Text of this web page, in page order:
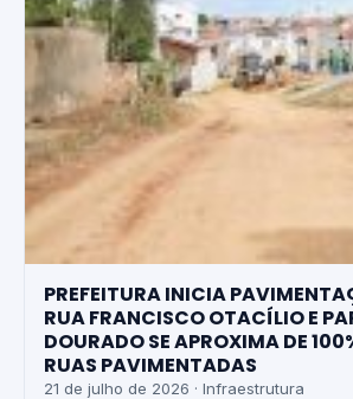
PREFEITURA INICIA
RUA FRANCISCO OTACÍLIO E
DOURADO SE APROXIMA DE
RUAS PAVIMENTADAS
21 de julho de 2026 · Infraestrutura